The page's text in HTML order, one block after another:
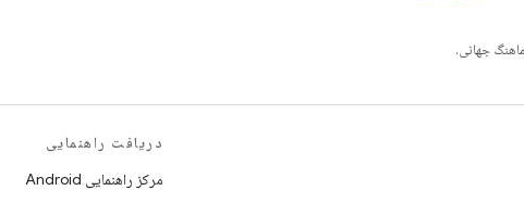
دریافت راهنمایی
مرکز راهنمایی Android